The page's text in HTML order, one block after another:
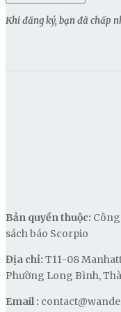
Khi đăng ký, bạn đã chấp
Bản quyền thuộc:
sách báo Scorpio
Địa chỉ: T11-08
Phường Long Bình,
Email :